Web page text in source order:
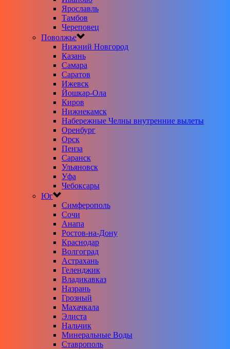
Ярославль
Тамбов
Череповец
Поволжье
Нижний Новгород
Казань
Самара
Саратов
Ижевск
Йошкар-Ола
Киров
Нижнекамск
Набережные Челны внутренние вылеты
Оренбург
Орск
Пенза
Саранск
Ульяновск
Уфа
Чебоксары
Юг
Симферополь
Сочи
Анапа
Ростов-на-Дону
Краснодар
Волгоград
Астрахань
Геленджик
Владикавказ
Назрань
Грозный
Махачкала
Элиста
Нальчик
Минеральные Воды
Ставрополь